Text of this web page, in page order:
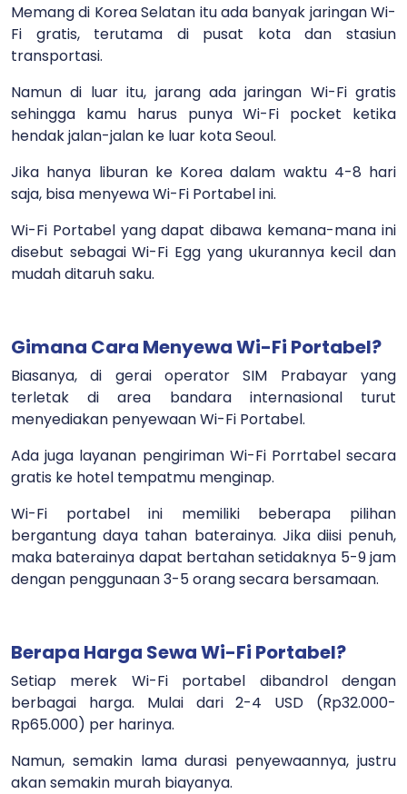
Memang di Korea Selatan itu ada banyak jaringan Wi-
Fi gratis, terutama di pusat kota dan stasiun
transportasi.
Namun di luar itu, jarang ada jaringan Wi-Fi gratis
sehingga kamu harus punya Wi-Fi pocket ketika
hendak jalan-jalan ke luar kota Seoul.
Jika hanya liburan ke Korea dalam waktu 4-8 hari
saja, bisa menyewa Wi-Fi Portabel ini.
Wi-Fi Portabel yang dapat dibawa kemana-mana ini
disebut sebagai Wi-Fi Egg yang ukurannya kecil dan
mudah ditaruh saku.
Gimana Cara Menyewa Wi-Fi Portabel?
Biasanya, di gerai operator SIM Prabayar yang
terletak di area bandara internasional turut
menyediakan penyewaan Wi-Fi Portabel.
Ada juga layanan pengiriman Wi-Fi Porrtabel secara
gratis ke hotel tempatmu menginap.
Wi-Fi portabel ini memiliki beberapa pilihan
bergantung daya tahan baterainya. Jika diisi penuh,
maka baterainya dapat bertahan setidaknya 5-9 jam
dengan penggunaan 3-5 orang secara bersamaan.
Berapa Harga Sewa Wi-Fi Portabel?
Setiap merek Wi-Fi portabel dibandrol dengan
berbagai harga. Mulai dari 2-4 USD (Rp32.000-
Rp65.000) per harinya.
Namun, semakin lama durasi penyewaannya, justru
akan semakin murah biayanya.